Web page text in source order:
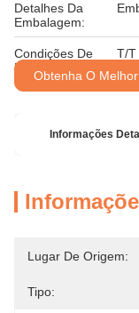
Detalhes Da
Embalagem:
Condições De
Pagamento:
T/T
Obtenha O
Informações
Lugar De Origem:
Tipo: